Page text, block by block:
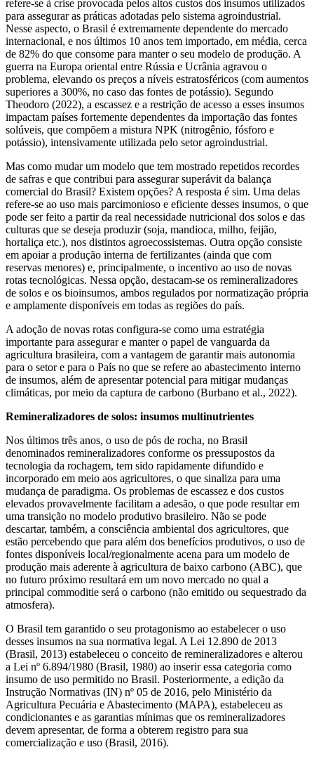
refere-se à crise provocada pelos altos custos dos insumos utilizados
para assegurar as práticas adotadas pelo sistema agroindustrial.
Nesse aspecto, o Brasil é extremamente dependente do mercado
internacional, e nos últimos 10 anos tem importado, em média, cerca
de 82% do que consome para manter o seu modelo de produção. A
guerra na Europa oriental entre Rússia e Ucrânia agravou o
problema, elevando os preços a níveis estratosféricos (com aumentos
superiores a 300%, no caso das fontes de potássio). Segundo
Theodoro (2022), a escassez e a restrição de acesso a esses insumos
impactam países fortemente dependentes da importação das fontes
solúveis, que compõem a mistura NPK (nitrogênio, fósforo e
potássio), intensivamente utilizada pelo setor agroindustrial.
Mas como mudar um modelo que tem mostrado repetidos recordes
de safras e que contribui para assegurar superávit da balança
comercial do Brasil? Existem opções? A resposta é sim. Uma delas
refere-se ao uso mais parcimonioso e eficiente desses insumos, o que
pode ser feito a partir da real necessidade nutricional dos solos e das
culturas que se deseja produzir (soja, mandioca, milho, feijão,
hortaliça etc.), nos distintos agroecossistemas. Outra opção consiste
em apoiar a produção interna de fertilizantes (ainda que com
reservas menores) e, principalmente, o incentivo ao uso de novas
rotas tecnológicas. Nessa opção, destacam-se os remineralizadores
de solos e os bioinsumos, ambos regulados por normatização própria
e amplamente disponíveis em todas as regiões do país.
A adoção de novas rotas configura-se como uma estratégia
importante para assegurar e manter o papel de vanguarda da
agricultura brasileira, com a vantagem de garantir mais autonomia
para o setor e para o País no que se refere ao abastecimento interno
de insumos, além de apresentar potencial para mitigar mudanças
climáticas, por meio da captura de carbono (Burbano et al., 2022).
Remineralizadores de solos: insumos multinutrientes
Nos últimos três anos, o uso de pós de rocha, no Brasil
denominados remineralizadores conforme os pressupostos da
tecnologia da rochagem, tem sido rapidamente difundido e
incorporado em meio aos agricultores, o que sinaliza para uma
mudança de paradigma. Os problemas de escassez e dos custos
elevados provavelmente facilitam a adesão, o que pode resultar em
uma transição no modelo produtivo brasileiro. Não se pode
descartar, também, a consciência ambiental dos agricultores, que
estão percebendo que para além dos benefícios produtivos, o uso de
fontes disponíveis local/regionalmente acena para um modelo de
produção mais aderente à agricultura de baixo carbono (ABC), que
no futuro próximo resultará em um novo mercado no qual a
principal commoditie será o carbono (não emitido ou sequestrado da
atmosfera).
O Brasil tem garantido o seu protagonismo ao estabelecer o uso
desses insumos na sua normativa legal. A Lei 12.890 de 2013
(Brasil, 2013) estabeleceu o conceito de remineralizadores e alterou
a Lei nº 6.894/1980 (Brasil, 1980) ao inserir essa categoria como
insumo de uso permitido no Brasil. Posteriormente, a edição da
Instrução Normativas (IN) nº 05 de 2016, pelo Ministério da
Agricultura Pecuária e Abastecimento (MAPA), estabeleceu as
condicionantes e as garantias mínimas que os remineralizadores
devem apresentar, de forma a obterem registro para sua
comercialização e uso (Brasil, 2016).